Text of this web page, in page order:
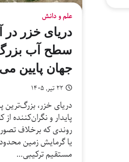
علم و دانش
دریای خزر در
سطح آب
جهان پایین
۲۲ تیر, ۱۴۰۵
دریای خزر، بزرگ‌ترین
پایدار و
روندی که برخلاف
یا گرمایش زمین
مستقیم ترکیبی…